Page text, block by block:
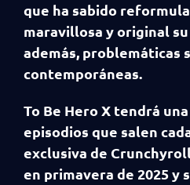
que ha sabido
maravillosa y original
además, problemáticas
contemporáneas.
To Be Hero X tendrá
episodios que salen
exclusiva de
en primavera de 2025 y